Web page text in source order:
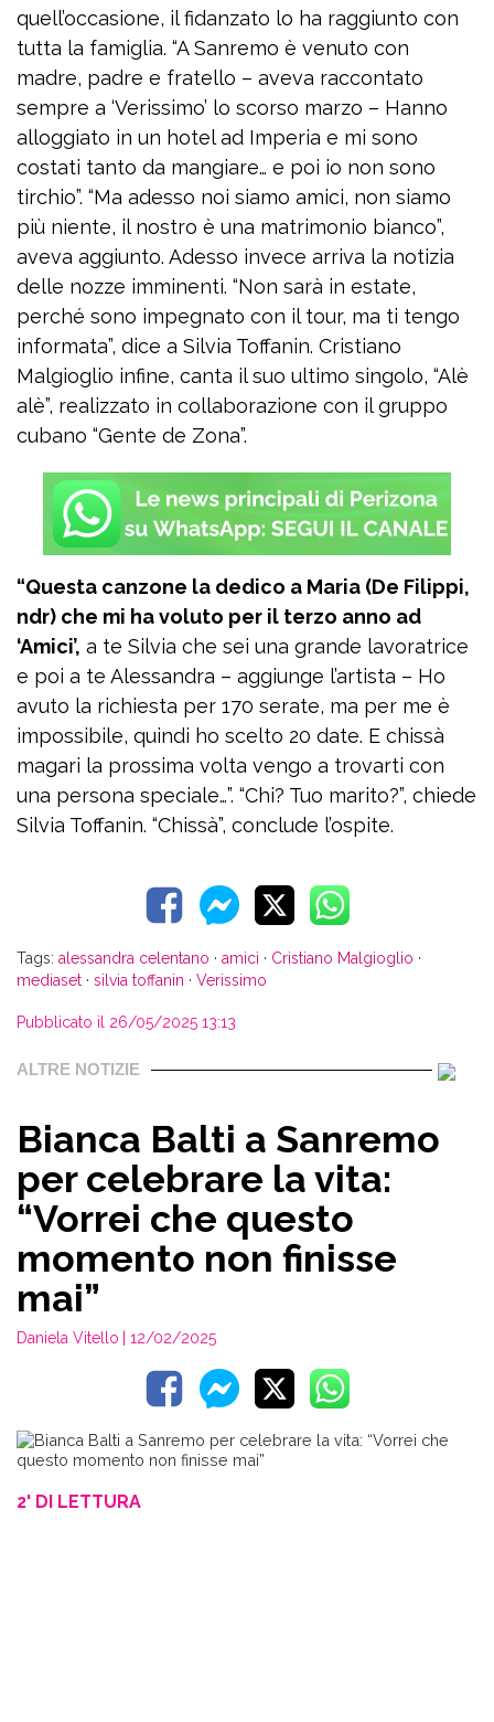
quell’occasione, il fidanzato lo ha raggiunto con
tutta la famiglia. “A Sanremo è venuto con
madre, padre e fratello – aveva raccontato
sempre a ‘Verissimo’ lo scorso marzo – Hanno
alloggiato in un hotel ad Imperia e mi sono
costati tanto da mangiare… e poi io non sono
tirchio”. “Ma adesso noi siamo amici, non siamo
più niente, il nostro è una matrimonio bianco”,
aveva aggiunto. Adesso invece arriva la notizia
delle nozze imminenti. “Non sarà in estate,
perché sono impegnato con il tour, ma ti tengo
informata”, dice a Silvia Toffanin. Cristiano
Malgioglio infine, canta il suo ultimo singolo, “Alè
alè”, realizzato in collaborazione con il gruppo
cubano “Gente de Zona”.
“Questa canzone la dedico a Maria (De Filippi,
ndr) che mi ha voluto per il terzo anno ad
‘Amici’, a te Silvia che sei una grande lavoratrice
e poi a te Alessandra – aggiunge l’artista – Ho
avuto la richiesta per 170 serate, ma per me è
impossibile, quindi ho scelto 20 date. E chissà
magari la prossima volta vengo a trovarti con
una persona speciale…”. “Chi? Tuo marito?”, chiede
Silvia Toffanin. “Chissà”, conclude l’ospite.
Tags: alessandra celentano · amici · Cristiano Malgioglio ·
mediaset · silvia toffanin · Verissimo
Pubblicato il 26/05/2025 13:13
ALTRE NOTIZIE
Bianca Balti a Sanremo
per celebrare la vita:
“Vorrei che questo
momento non finisse
mai”
Daniela Vitello | 12/02/2025
2' DI LETTURA